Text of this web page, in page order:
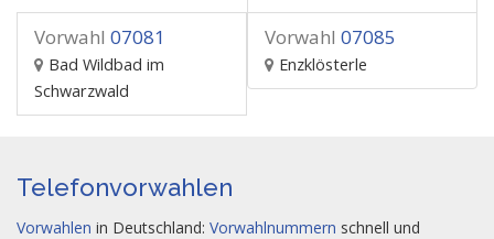
Vorwahl 07081
Bad Wildbad im
Schwarzwald
Vorwahl 07085
Enzklösterle
Telefonvorwahlen
Vorwahlen in Deutschland: Vorwahlnummern schnell und